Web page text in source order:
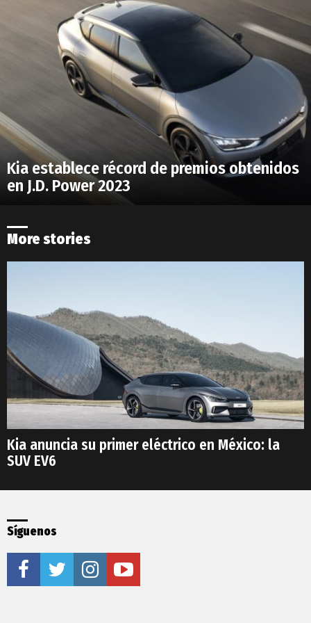
Kia establece récord de premios obtenidos
en J.D. Power 2023
More stories
Kia anuncia su primer eléctrico en México: la
SUV EV6
Síguenos
facebooktwitter instagramyoutube